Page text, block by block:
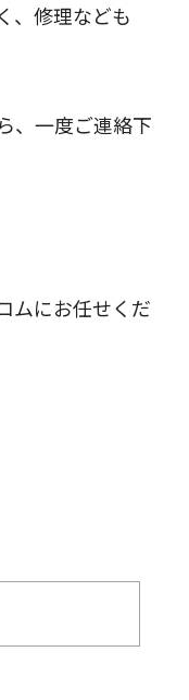
、修理なども
、一度ご連絡下
ムにお任せくだ